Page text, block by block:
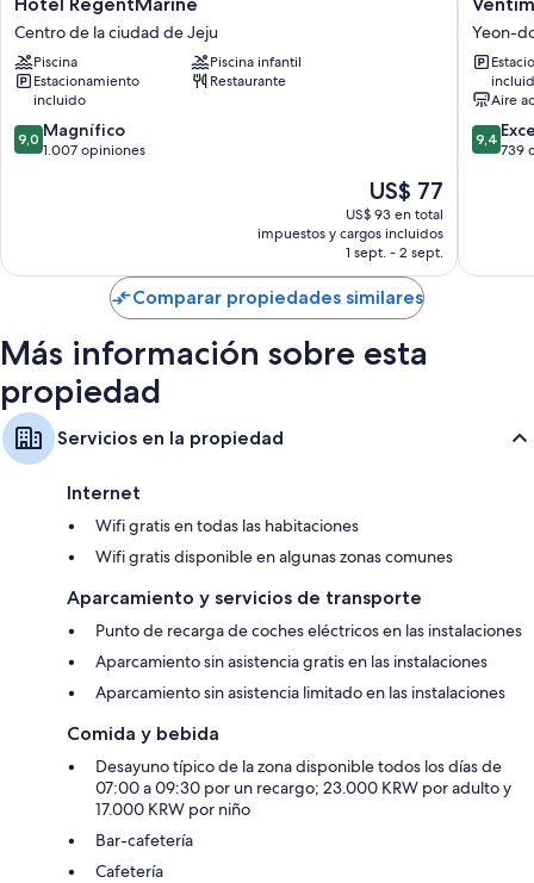
También se incluyen los siguientes beneficios adicionales en todas las
habitaciones:
Baños con cabezales de ducha tipo lluvia y bidets
Televisiones de pantalla plana con canales de televisión premium
Refrigeradores, teteras/pavas eléctricas y servicio de limpieza diario
RegentMarine
Centro
de
la
ciudad
de
Jeju
Centro de la ciudad de Jeju
Piscina
Piscina infantil
Estacionamiento
incluido
Restaurante
9.0
de
9,0 Magnífico
1.007 opiniones
El
precio
actual
es
de
US$ 77
US$ 77
US$ 93 en total
impuestos y cargos incluidos
1 sept. - 2 sept.
Hotel
&
Jeju
Yeon-
dong
Yeon-
Aire
9.4
de
9,4
739
Comparar propiedades similares
Más información sobre esta
propiedad
Servicios en la propiedad
Internet
Wifi gratis en todas las habitaciones
Wifi gratis disponible en algunas zonas comunes
Aparcamiento y servicios de transporte
Punto de recarga de coches eléctricos en las instalaciones
Aparcamiento sin asistencia gratis en las instalaciones
Aparcamiento sin asistencia limitado en las instalaciones
Comida y bebida
Desayuno típico de la zona disponible todos los días de
07:00 a 09:30 por un recargo; 23.000 KRW por adulto y
17.000 KRW por niño
Bar-cafetería
Cafetería